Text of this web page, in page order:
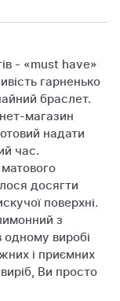
- «must have»
гарненько
браслет.
магазин
надати
час.
досягти
поверхні.
з
одному виробі
і приємних
Ви просто